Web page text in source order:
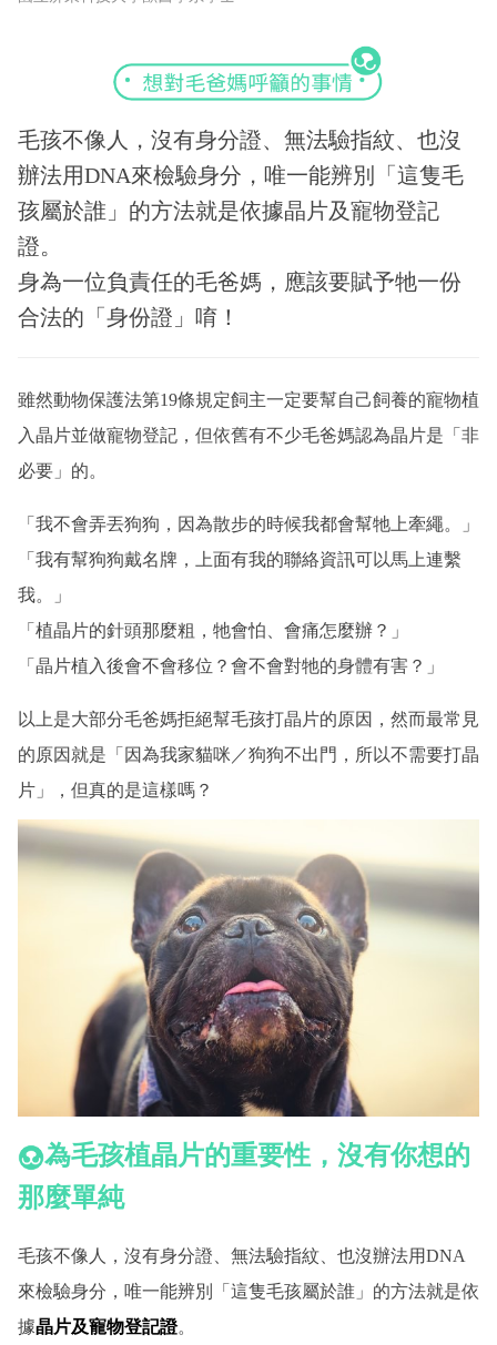
毛孩不像人，沒有身分證、無法驗指紋、也沒
辦法用DNA來檢驗身分，唯一能辨別「這隻毛
孩屬於誰」的方法就是依據晶片及寵物登記
證。
身為一位負責任的毛爸媽，應該要賦予牠一份
合法的「身份證」唷！
雖然動物保護法第19條規定飼主一定要幫自己飼養的寵物植
入晶片並做寵物登記，但依舊有不少毛爸媽認為晶片是「非
必要」的。
「我不會弄丟狗狗，因為散步的時候我都會幫牠上牽繩。」
「我有幫狗狗戴名牌，上面有我的聯絡資訊可以馬上連繫
我。」
「植晶片的針頭那麼粗，牠會怕、會痛怎麼辦？」
「晶片植入後會不會移位？會不會對牠的身體有害？」
以上是大部分毛爸媽拒絕幫毛孩打晶片的原因，然而最常見
的原因就是「因為我家貓咪／狗狗不出門，所以不需要打晶
片」，但真的是這樣嗎？
為毛孩植晶片的重要性，沒有你想的
那麼單純
毛孩不像人，沒有身分證、無法驗指紋、也沒辦法用DNA
來檢驗身分，唯一能辨別「這隻毛孩屬於誰」的方法就是依
據晶片及寵物登記證。